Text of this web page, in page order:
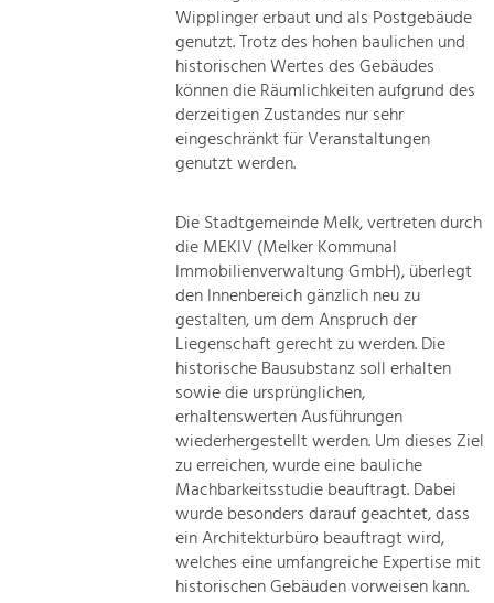
Soziales, Bildung &
Gleichberechtigung, Jugend und
Mobilität & Energie
Klimawandel, öffentlicher Verkehr und
Steigerung regionaler Wertschöpfung
Wipplinger erbaut und als Postgebäude
genutzt. Trotz des hohen baulichen und
historischen Wertes des Gebäudes
können die Räumlichkeiten aufgrund des
derzeitigen Zustandes nur sehr
eingeschränkt für Veranstaltungen
genutzt werden.
Die Stadtgemeinde Melk, vertreten durch
die MEKIV (Melker Kommunal
Immobilienverwaltung GmbH), überlegt
den Innenbereich gänzlich neu zu
gestalten, um dem Anspruch der
Liegenschaft gerecht zu werden. Die
historische Bausubstanz soll erhalten
sowie die ursprünglichen,
erhaltenswerten Ausführungen
wiederhergestellt werden. Um dieses Ziel
zu erreichen, wurde eine bauliche
Machbarkeitsstudie beauftragt. Dabei
wurde besonders darauf geachtet, dass
ein Architekturbüro beauftragt wird,
welches eine umfangreiche Expertise mit
historischen Gebäuden vorweisen kann.